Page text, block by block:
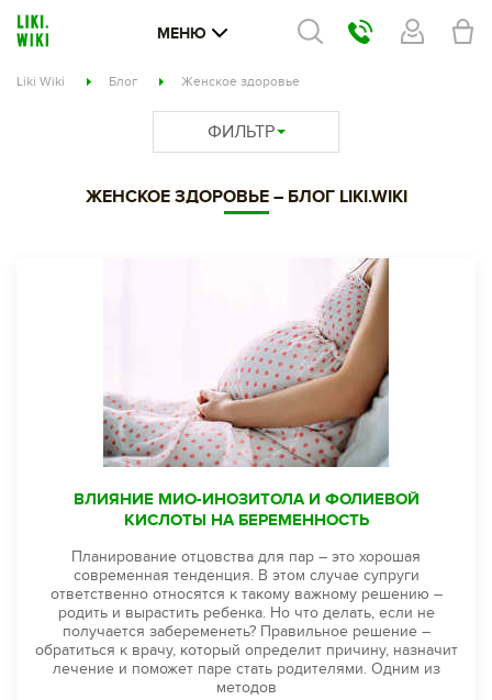
МЕНЮ
Liki Wiki Блог Женское здоровье
ФИЛЬТР
ЖЕНСКОЕ ЗДОРОВЬЕ – БЛОГ LIKI.WIKI
ВЛИЯНИЕ МИО-ИНОЗИТОЛА И ФОЛИЕВОЙ
КИСЛОТЫ НА БЕРЕМЕННОСТЬ
Планирование отцовства для пар – это хорошая
современная тенденция. В этом случае супруги
ответственно относятся к такому важному решению –
родить и вырастить ребенка. Но что делать, если не
получается забеременеть? Правильное решение –
обратиться к врачу, который определит причину, назначит
лечение и поможет паре стать родителями. Одним из
методов